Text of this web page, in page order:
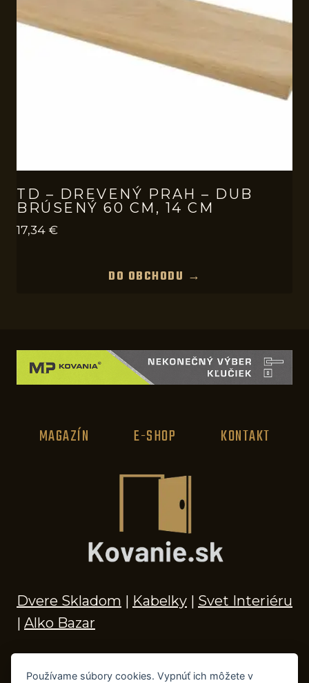
TD – DREVENÝ PRAH – DUB
BRÚSENÝ 60 CM, 14 CM
17,34 €
DO OBCHODU →
MAGAZÍN E-SHOP KONTAKT
Dvere Skladom | Kabelky | Svet Interiéru
| Alko Bazar
Používame súbory cookies. Vypnúť ich môžete v